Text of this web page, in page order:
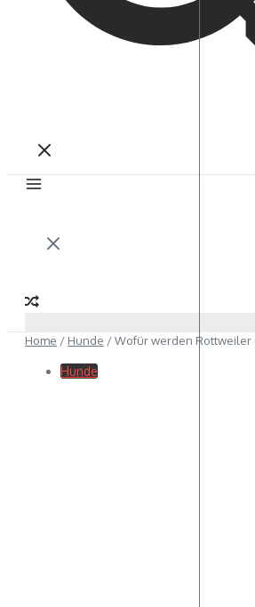
Home / Hunde /Wofür werden Rottweiler
Hunde